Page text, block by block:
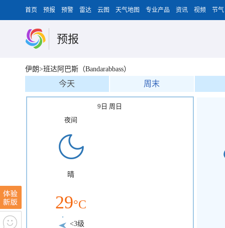
首页 预报 预警 雷达 云图 天气地图 专业产品 资讯 视频 节气
预报
伊朗>班达阿巴斯（Bandarabbass）
今天 周末
9日 周日
夜间
晴
29°C
<3级